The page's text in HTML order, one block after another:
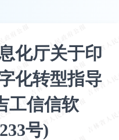
化厅关于印
化转型指导
工信信软
号)